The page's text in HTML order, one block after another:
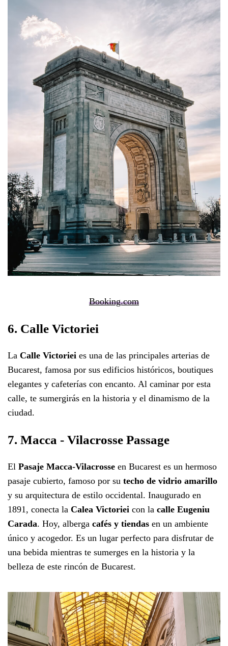
Booking.com
6. Calle Victoriei
La Calle Victoriei es una de las principales arterias de
Bucarest, famosa por sus edificios históricos, boutiques
elegantes y cafeterías con encanto. Al caminar por esta
calle, te sumergirás en la historia y el dinamismo de la
ciudad.
7. Macca - Vilacrosse Passage
El Pasaje Macca-Vilacrosse en Bucarest es un hermoso
pasaje cubierto, famoso por su techo de vidrio amarillo
y su arquitectura de estilo occidental. Inaugurado en
1891, conecta la Calea Victoriei con la calle Eugeniu
Carada. Hoy, alberga cafés y tiendas en un ambiente
único y acogedor. Es un lugar perfecto para disfrutar de
una bebida mientras te sumerges en la historia y la
belleza de este rincón de Bucarest.